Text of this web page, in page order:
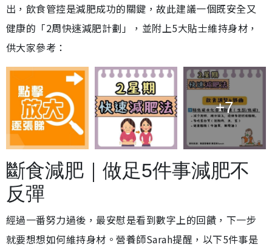
出，飲食管控是減肥成功的關鍵，故此建議一個既安全又
健康的「2周快速減肥計劃」，並附上5大貼士維持身材，
供大家參考：
+7
斷食減肥｜做足5件事減肥不
反彈
經過一番努力過後，最安慰是看到數字上的回饋，下一步
就要想想如何維持身材。營養師Sarah提醒，以下5件事是